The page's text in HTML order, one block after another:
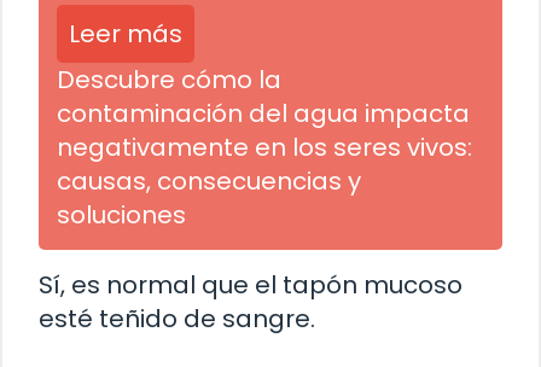
Leer más
Descubre cómo la
contaminación del agua impacta
negativamente en los seres vivos:
causas, consecuencias y
soluciones
Sí, es normal que el tapón mucoso
esté teñido de sangre.